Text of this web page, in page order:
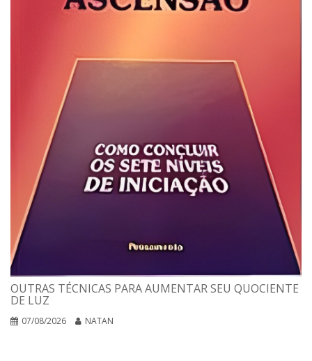
OUTRAS TÉCNICAS PARA AUMENTAR SEU QUOCIENTE
DE LUZ
07/08/2026 NATAN